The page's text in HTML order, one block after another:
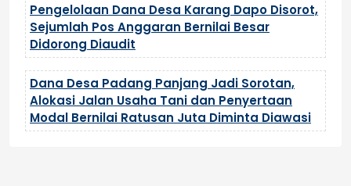
Pengelolaan Dana Desa Karang Dapo Disorot,
Sejumlah Pos Anggaran Bernilai Besar
Didorong Diaudit
Dana Desa Padang Panjang Jadi Sorotan,
Alokasi Jalan Usaha Tani dan Penyertaan
Modal Bernilai Ratusan Juta Diminta Diawasi